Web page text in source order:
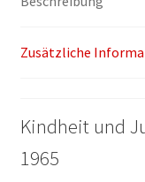
Zusätzliche
Kindheit und
1965